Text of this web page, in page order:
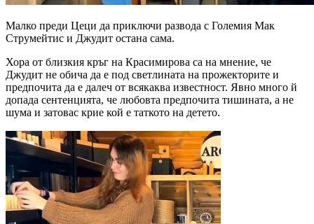
Малко преди Цеци да приключи развода с Големия Мак
Струмейтис и Джудит остана сама.
Хора от близкия кръг на Красимирова са на мнение, че
Джудит не обича да е под светлината на прожекторите и
предпочита да е далеч от всякаква известност. Явно много й
допада сентенцията, че любовта предпочита тишината, а не
шума и затовас крие кой е таткото на детето.